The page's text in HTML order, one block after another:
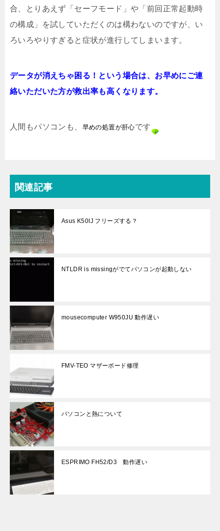
合、とりあえず「セーフモード」や「前回正常起動時
の構成」を試していただくのは構わないのですが、い
ろいろやりすぎると症状が進行してしまいます。
データが消えちゃ困る！ という場合は、お早めにご連
絡いただいた方が救出率も高くなります。
人間もパソコンも、 早めの処置が肝心です
関連記事
Asus K50IJ フリーズする？
NTLDR is missingがでてパソコンが起動しない
mousecomputer W950JU 動作遅い
FMV-TEO マザーボード修理
パソコンと熱について
ESPRIMO FH52/D3 動作遅い